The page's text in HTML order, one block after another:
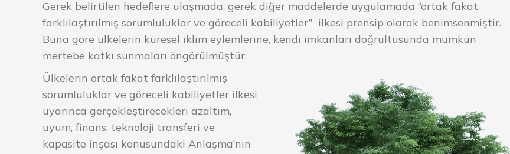
Gerek belirtilen hedeflere ulaşmada, gerek diğer maddelerde uygulamada “ortak fakat
farklılaştırılmış sorumluluklar ve göreceli kabiliyetler” ilkesi prensip olarak benimsenmiştir.
Buna göre ülkelerin küresel iklim eylemlerine, kendi imkanları doğrultusunda mümkün
mertebe katkı sunmaları öngörülmüştür.
Ülkelerin ortak fakat farklılaştırılmış
sorumluluklar ve göreceli kabiliyetler ilkesi
uyarınca gerçekleştirecekleri azaltım,
uyum, finans, teknoloji transferi ve
kapasite inşası konusundaki Anlaşma’nın